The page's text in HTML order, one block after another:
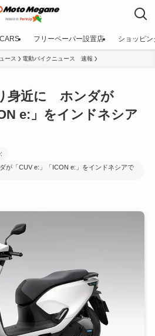
フリーペーパー設置店 ショッピン
ース 電動バイクニュース 速報
身近に ホンダが
e:」をインドネシア
が「CUV e:」「ICON e:」をインドネシアで